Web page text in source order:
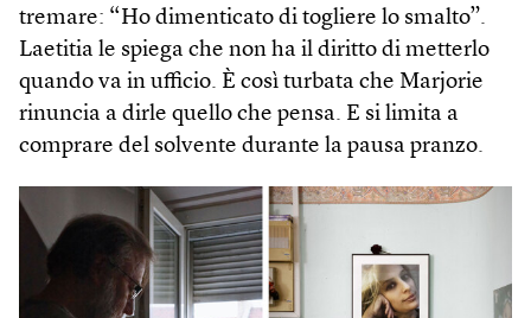
tremare: “Ho dimenticato di togliere lo smalto”.
Laetitia le spiega che non ha il diritto di metterlo
quando va in ufficio. È così turbata che Marjorie
rinuncia a dirle quello che pensa. E si limita a
comprare del solvente durante la pausa pranzo.